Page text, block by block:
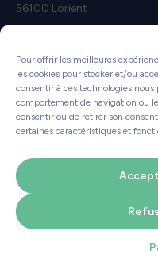
Pour offrir les meilleures
les cookies pour stocker et/ou
consentir à ces technologies
comportement de navigation ou
consentir ou de retirer son
certaines caractéristiques et
56100 Lorient
Ce site consomme moins
Une créationVoilà Le Topo